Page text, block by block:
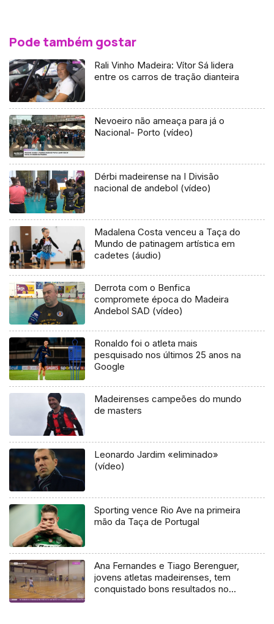
Pode também gostar
Rali Vinho Madeira: Vítor Sá lidera
entre os carros de tração dianteira
Nevoeiro não ameaça para já o
Nacional- Porto (vídeo)
Dérbi madeirense na I Divisão
nacional de andebol (vídeo)
Madalena Costa venceu a Taça do
Mundo de patinagem artística em
cadetes (áudio)
Derrota com o Benfica
compromete época do Madeira
Andebol SAD (vídeo)
Ronaldo foi o atleta mais
pesquisado nos últimos 25 anos na
Google
Madeirenses campeões do mundo
de masters
Leonardo Jardim «eliminado»
(vídeo)
Sporting vence Rio Ave na primeira
mão da Taça de Portugal
Ana Fernandes e Tiago Berenguer,
jovens atletas madeirenses, tem
conquistado bons resultados no